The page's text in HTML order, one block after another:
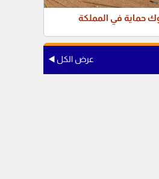
حماية في المملكة
عرض الكل ◀️